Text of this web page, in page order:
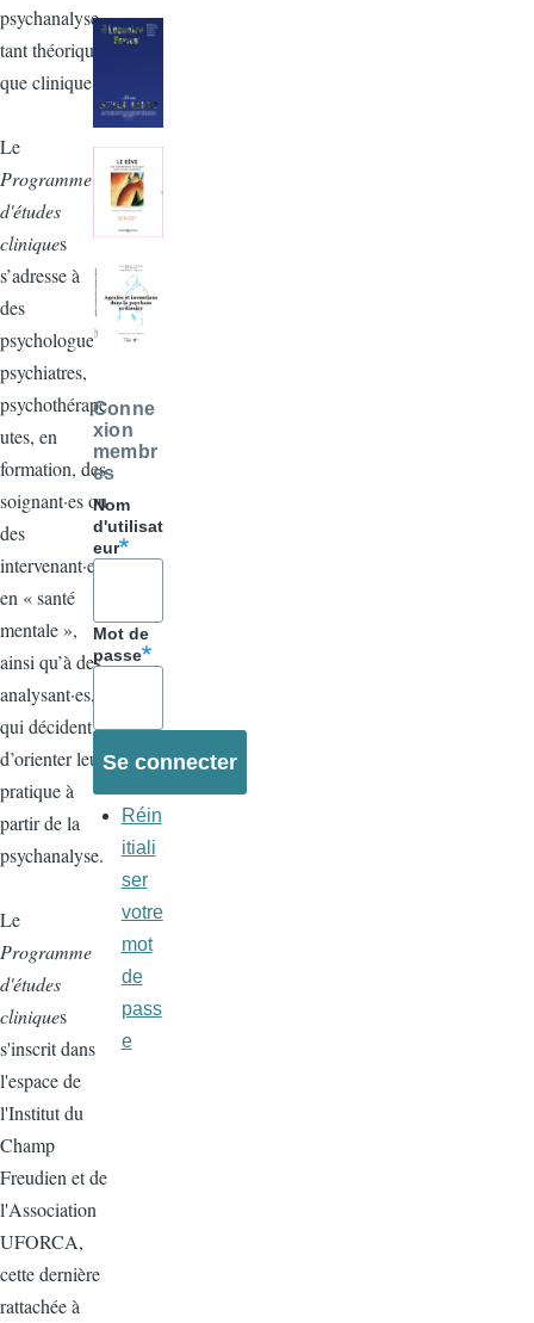
psychanalyse,
tant théorique
que clinique.
Le
Programme
d'études
cliniques
s’adresse à
des
psychologues,
psychiatres,
psychothérape
utes, en
formation, des
soignant·es ou
des
intervenant·es
en « santé
mentale »,
ainsi qu’à des
analysant·es,
qui décident
d’orienter leur
pratique à
partir de la
psychanalyse.
Le
Programme
d'études
cliniques
s'inscrit dans
l'espace de
l'Institut du
Champ
Freudien et de
l'Association
UFORCA,
cette dernière
rattachée à
Conne
xion
membr
es
Nom
d'utilisat
eur
Mot de
passe
Réin
itiali
ser
votre
mot
de
pass
e